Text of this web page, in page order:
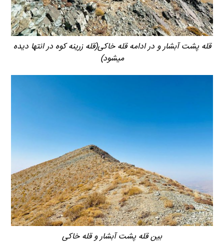
قله پشت آبشار و در ادامه قله خاکی(قله زرینه کوه در انتها دیده
میشود)
بین قله پشت آبشار و قله خاکی